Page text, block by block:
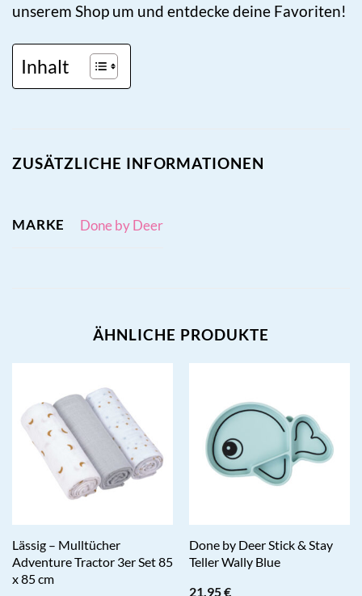
unserem Shop um und entdecke deine Favoriten!
Inhalt
ZUSÄTZLICHE INFORMATIONEN
MARKE Done by Deer
ÄHNLICHE PRODUKTE
Lässig – Mulltücher
Adventure Tractor 3er Set 85
x 85 cm
Done by Deer Stick & Stay
Teller Wally Blue
21,95€